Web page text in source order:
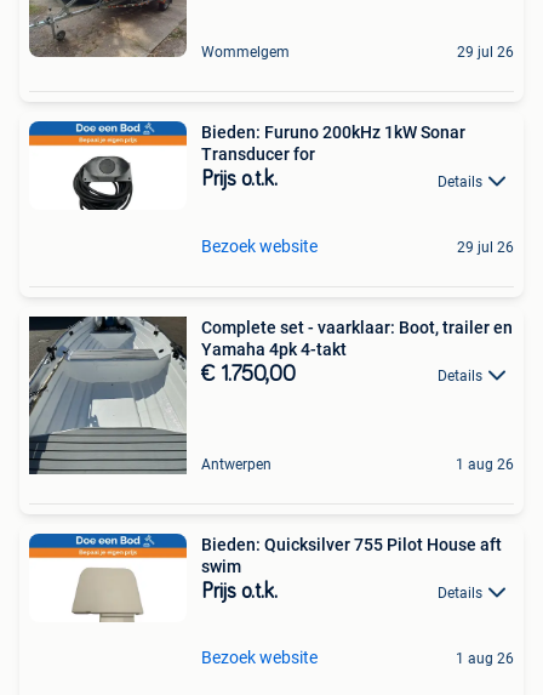
Wommelgem 29 jul 26
Bieden: Furuno 200kHz 1kW Sonar
Transducer for
Prijs o.t.k. Details
Bezoek website 29 jul 26
Complete set - vaarklaar: Boot, trailer en
Yamaha 4pk 4-takt
€ 1.750,00 Details
Antwerpen 1 aug 26
Bieden: Quicksilver 755 Pilot House aft
swim
Prijs o.t.k. Details
Bezoek website 1 aug 26